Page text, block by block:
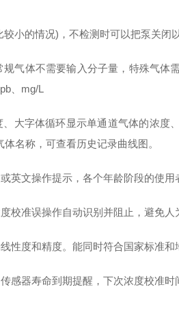
小的情况)，不检测时可以把泵关闭
气体不需要输入分子量，特殊气体
、mg/L
大字体循环显示单通道气体的浓度
名称，可查看历史记录曲线图。
英文操作提示，各个年龄阶段的使用
校准误操作自动识别并阻止，避免人
性度和精度。能同时符合国家标准和
感器寿命到期提醒，下次浓度校准时